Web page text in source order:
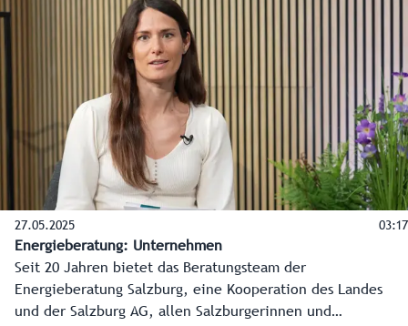
ihre Türen und machen Gusto auf mehr. Als Bonus sind
auch die öffentlichen Verkehrsmittel an diesen beiden
Tagen im ganzen Bundesland gratis.
27.05.2025 03:17
Energieberatung: Unternehmen
Seit 20 Jahren bietet das Beratungsteam der
Energieberatung Salzburg, eine Kooperation des Landes
und der Salzburg AG, allen Salzburgerinnen und